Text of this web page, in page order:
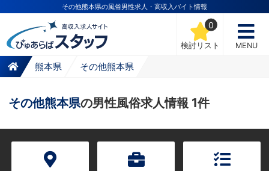
その他熊本県の風俗男性求人・高収入バイト情報
検討リスト
0
MENU
熊本県 その他熊本県
その他熊本県の男性風俗求人情報 1件